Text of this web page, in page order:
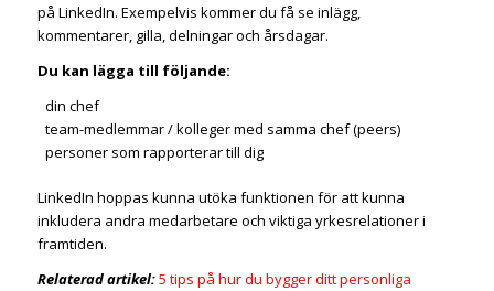
på LinkedIn. Exempelvis kommer du få se inlägg,
kommentarer, gilla, delningar och årsdagar.
Du kan lägga till följande:
din chef
team-medlemmar / kolleger med samma chef (peers)
personer som rapporterar till dig
LinkedIn hoppas kunna utöka funktionen för att kunna
inkludera andra medarbetare och viktiga yrkesrelationer i
framtiden.
Relaterad artikel:5 tips på hur du bygger ditt personliga